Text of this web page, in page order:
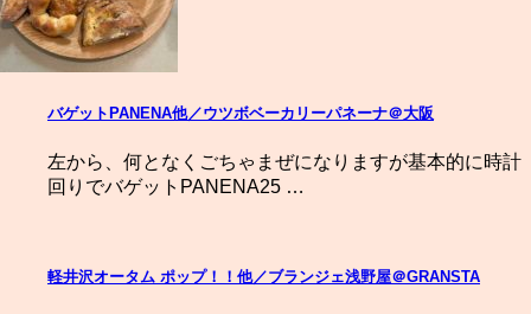
バゲットPANENA他／ウツボベーカリーパネーナ＠大阪
左から、何となくごちゃまぜになりますが基本的に時計
回りでバゲットPANENA25 …
軽井沢オータム ポップ！！他／ブランジェ浅野屋＠GRANSTA